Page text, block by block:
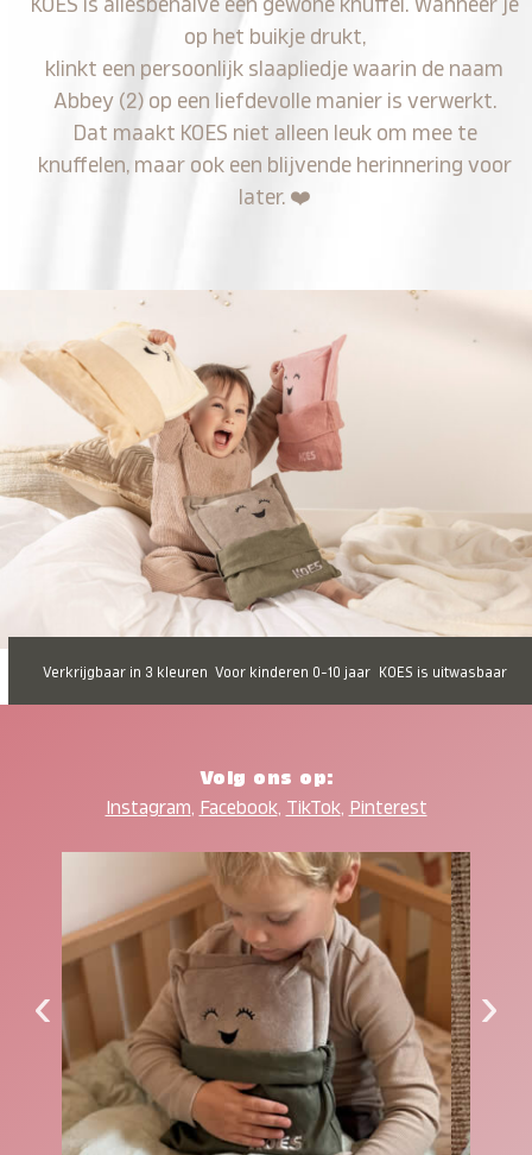
KOES is allesbehalve een gewone knuffel. Wanneer je
op het buikje drukt,
klinkt een persoonlijk slaapliedje waarin de naam
Abbey (2) op een liefdevolle manier is verwerkt.
Dat maakt KOES niet alleen leuk om mee te
knuffelen, maar ook een blijvende herinnering voor
later. ❤️
Verkrijgbaar in 3 kleuren Voor kinderen 0-10 jaar KOES is uitwasbaar
Volg ons op:
Instagram, Facebook, TikTok, Pinterest
‹ ›